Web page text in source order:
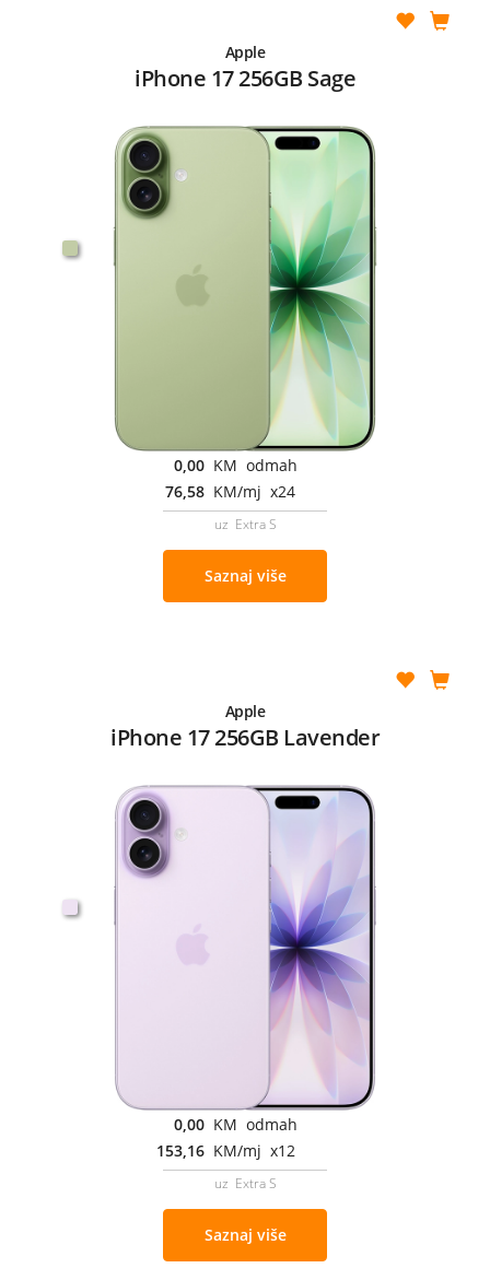
Apple
iPhone 17 256GB Sage
0,00 KM odmah
76,58 KM/mj x24
uz Extra S
Saznaj više
Apple
iPhone 17 256GB Lavender
0,00 KM odmah
153,16 KM/mj x12
uz Extra S
Saznaj više